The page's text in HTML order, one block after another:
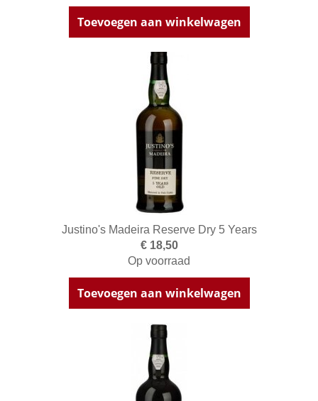
Toevoegen aan winkelwagen
Justino's Madeira Reserve Dry 5 Years
€ 18,50
Op voorraad
Toevoegen aan winkelwagen